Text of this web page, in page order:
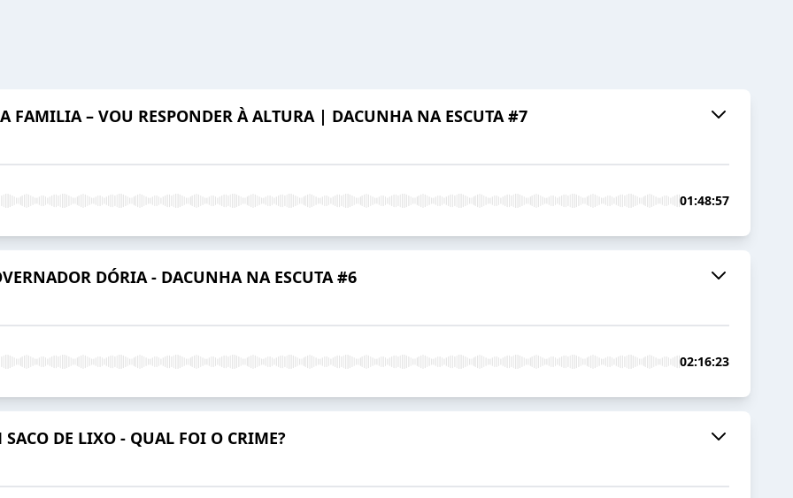
FAMILIA – VOU RESPONDER À ALTURA | DACUNHA NA ESCUTA #7
01:48:57
DÓRIA - DACUNHA NA ESCUTA #6
02:16:23
DE LIXO - QUAL FOI O CRIME?